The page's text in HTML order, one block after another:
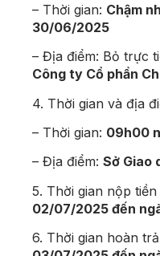
– Thời gian: Chậm
30/06/2025
– Địa điểm: Bỏ trực
Công ty Cổ phần
4. Thời gian và địa
– Thời gian: 09h00
– Địa điểm: Sở Giao
5. Thời gian nộp
02/07/2025 đến
6. Thời gian hoàn